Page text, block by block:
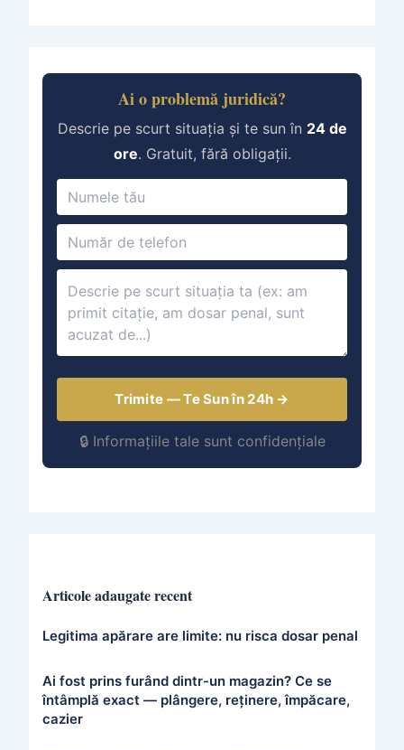
Ai o problemă juridică?
Descrie pe scurt situația și te sun în 24 de
ore. Gratuit, fără obligații.
Trimite — Te Sun în 24h →
🔒 Informațiile tale sunt confidențiale
Articole adaugate recent
Legitima apărare are limite: nu risca dosar penal
Ai fost prins furând dintr-un magazin? Ce se
întâmplă exact — plângere, reținere, împăcare,
cazier